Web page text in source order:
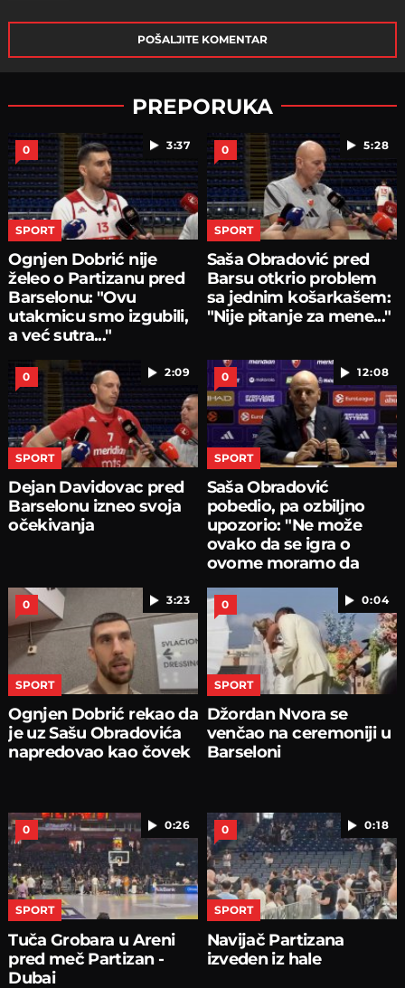
POŠALJITE KOMENTAR
PREPORUKA
3:37
0
SPORT
Ognjen Dobrić nije
želeo o Partizanu pred
Barselonu: "Ovu
utakmicu smo izgubili,
a već sutra..."
5:28
0
SPORT
Saša Obradović pred
Barsu otkrio problem
sa jednim košarkašem:
"Nije pitanje za mene..."
2:09
0
SPORT
Dejan Davidovac pred
Barselonu izneo svoja
očekivanja
12:08
0
SPORT
Saša Obradović
pobedio, pa ozbiljno
upozorio: "Ne može
ovako da se igra o
ovome moramo da
3:23
0
SPORT
Ognjen Dobrić rekao da
je uz Sašu Obradovića
napredovao kao čovek
0:04
0
SPORT
Džordan Nvora se
venčao na ceremoniji u
Barseloni
0:26
0
SPORT
Tuča Grobara u Areni
pred meč Partizan -
Dubai
0:18
0
SPORT
Navijač Partizana
izveden iz hale